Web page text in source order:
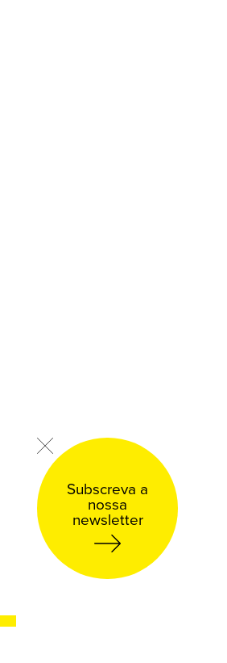
Subscreva a
nossa
newsletter